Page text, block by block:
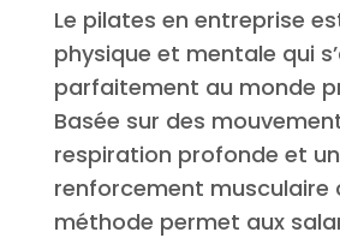
Le pilates en entreprise
physique et mentale qui
parfaitement au monde
Basée sur des
respiration profonde et un
renforcement musculaire
méthode permet aux